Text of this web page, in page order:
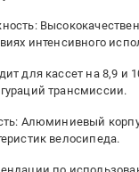
интенсивного
для кассет на 8,9 и
трансмиссии.
Алюминиевый
велосипеда.